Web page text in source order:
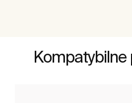
Kompatybilne